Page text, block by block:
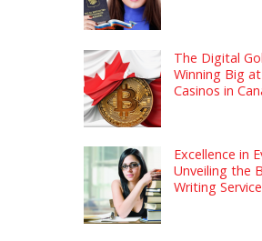
The Digital
Winning Big
Casinos in
Excellence in
Unveiling the
Writing